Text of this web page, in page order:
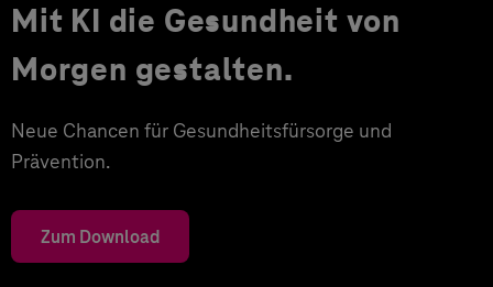
Mit KI die Gesundheit von
Morgen gestalten.
Neue Chancen für Gesundheitsfürsorge und
Prävention.
Zum Download